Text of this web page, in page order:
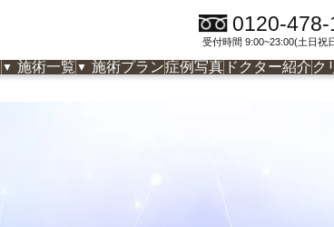
0120-478-
受付時間 9:00~23:00(土日祝
施術一覧 施術プラン症例写真 ドクター紹介 ク